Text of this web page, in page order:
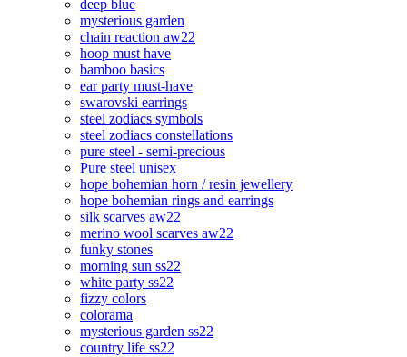
deep blue
mysterious garden
chain reaction aw22
hoop must have
bamboo basics
ear party must-have
swarovski earrings
steel zodiacs symbols
steel zodiacs constellations
pure steel - semi-precious
Pure steel unisex
hope bohemian horn / resin jewellery
hope bohemian rings and earrings
silk scarves aw22
merino wool scarves aw22
funky stones
morning sun ss22
white party ss22
fizzy colors
colorama
mysterious garden ss22
country life ss22